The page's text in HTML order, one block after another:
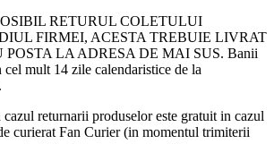
RETURUL COLETULUI
FIRMEI, ACESTA TREBUIE LIVRAT
POSTA LA ADRESA DE MAI SUS. Banii
mult 14 zile calendaristice de la
returnarii produselor este gratuit in cazul
curierat Fan Curier (in momentul trimiterii